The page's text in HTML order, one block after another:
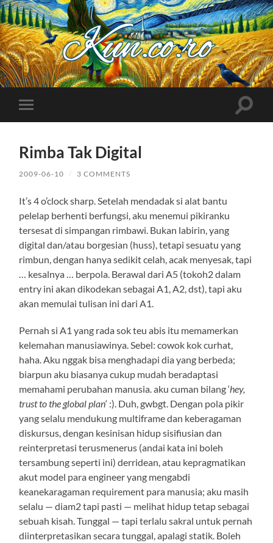
Kuncoro++
Toggle
mobile
Toggle
Rimba Tak Digital
2009-06-10 / 3 COMMENTS
It’s 4 o’clock sharp. Setelah mendadak si alat bantu
pelelap berhenti berfungsi, aku menemui pikiranku
tersesat di simpangan rimbawi. Bukan labirin, yang
digital dan/atau borgesian (huss), tetapi sesuatu yang
rimbun, dengan hanya sedikit celah, acak menyesak, tapi
… kesalnya … berpola. Berawal dari A5 (tokoh2 dalam
entry ini akan dikodekan sebagai A1, A2, dst), tapi aku
akan memulai tulisan ini dari A1.
Pernah si A1 yang rada sok teu abis itu memamerkan
kelemahan manusiawinya. Sebel: cowok kok curhat,
haha. Aku nggak bisa menghadapi dia yang berbeda;
biarpun aku biasanya cukup mudah beradaptasi
memahami perubahan manusia. aku cuman bilang ‘hey,
trust to the global plan‘ :). Duh, gwbgt. Dengan pola pikir
yang selalu mendukung multiframe dan keberagaman
diskursus, dengan kesinisan hidup sisifiusian dan
reinterpretasi terusmenerus (andai kata ini boleh
tersambung seperti ini) derridean, atau kepragmatikan
akut model para engineer yang mengabdi
keanekaragaman requirement para manusia; aku masih
selalu — diam2 tapi pasti — melihat hidup tetap sebagai
sebuah kisah. Tunggal — tapi terlalu sakral untuk pernah
diinterpretasikan secara tunggal, apalagi statik. Boleh